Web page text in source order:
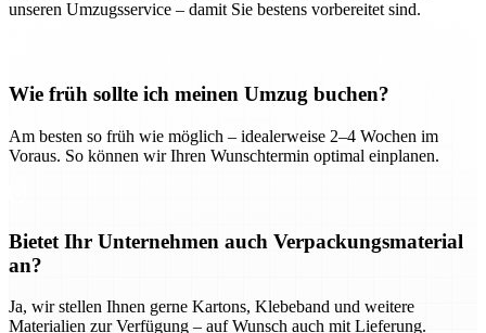
unseren Umzugsservice – damit Sie bestens vorbereitet sind.
Wie früh sollte ich meinen Umzug buchen?
Am besten so früh wie möglich – idealerweise 2–4 Wochen im
Voraus. So können wir Ihren Wunschtermin optimal einplanen.
Bietet Ihr Unternehmen auch Verpackungsmaterial
an?
Ja, wir stellen Ihnen gerne Kartons, Klebeband und weitere
Materialien zur Verfügung – auf Wunsch auch mit Lieferung.